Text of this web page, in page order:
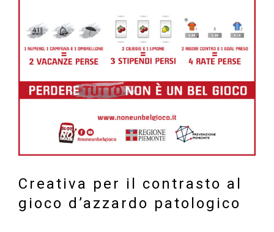
immagine
Creativa per il contrasto al
gioco d’azzardo patologico